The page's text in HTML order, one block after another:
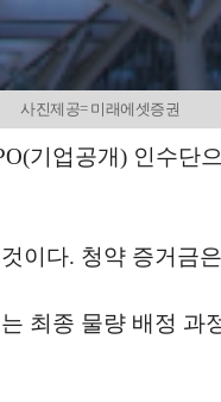
사진제공= 미래에셋증권
기업공개) 인수단
이다. 청약 증거금
최종 물량 배정